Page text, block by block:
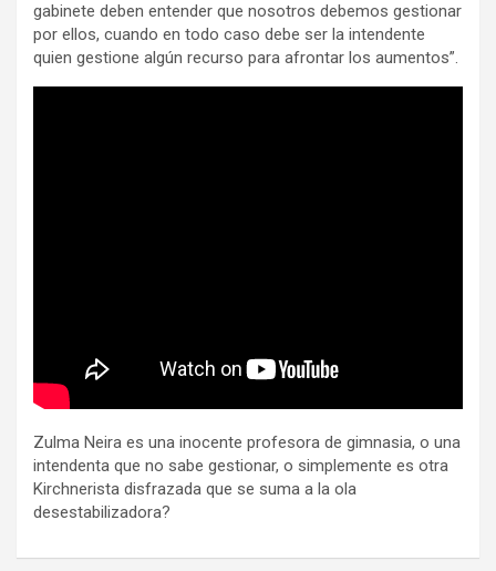
gabinete deben entender que nosotros debemos gestionar
por ellos, cuando en todo caso debe ser la intendente
quien gestione algún recurso para afrontar los aumentos”.
Zulma Neira es una inocente profesora de gimnasia, o una
intendenta que no sabe gestionar, o simplemente es otra
Kirchnerista disfrazada que se suma a la ola
desestabilizadora?